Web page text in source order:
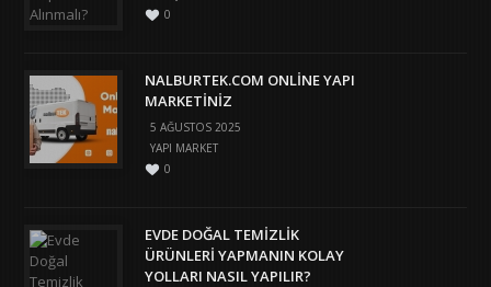
0
NALBURTEK.COM ONLINE YAPI
MARKETINIZ
5 AĞUSTOS 2025
YAPI MARKET
0
EVDE DOĞAL TEMIZLIK
ÜRÜNLERI YAPMANIN KOLAY
YOLLARI NASIL YAPILIR?